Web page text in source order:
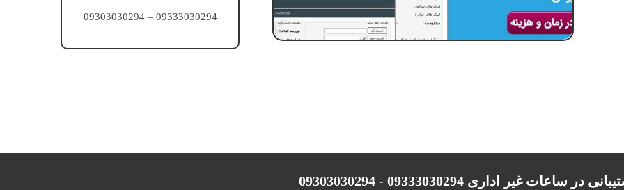
09333030294 – 09303030294
در ساعات غیر اداری 09333030294 - 09303030294